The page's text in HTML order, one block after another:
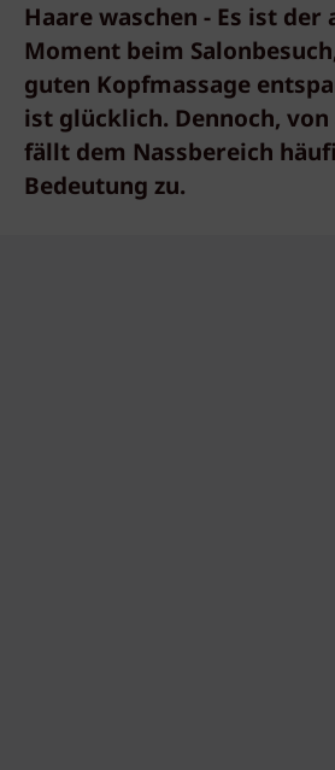
Haare waschen - Es ist
Moment beim
guten Kopfmassage
ist glücklich. Dennoch,
fällt dem Nassbereich
Bedeutung zu.